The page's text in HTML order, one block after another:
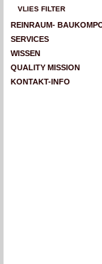
VLIES FILTER
REINRAUM-
SERVICES
WISSEN
QUALITY MISSION
KONTAKT-INFO